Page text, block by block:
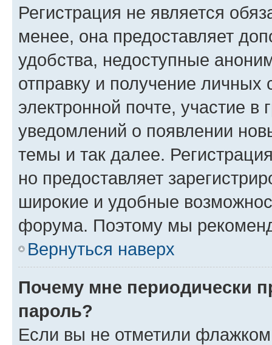
Регистрация не является
менее, она предоставляет
удобства, недоступные
отправку и получение
электронной почте, участие в
уведомлений о появлении
темы и так далее.
но предоставляет
широкие и удобные
форума. Поэтому мы
Вернуться наверх
Почему мне периодически
пароль?
Если вы не отметили флажком